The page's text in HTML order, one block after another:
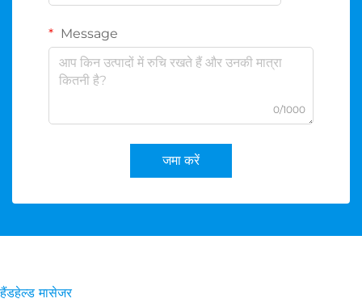
Message
0/1000
जमा करें
हैंडहेल्ड मासेजर